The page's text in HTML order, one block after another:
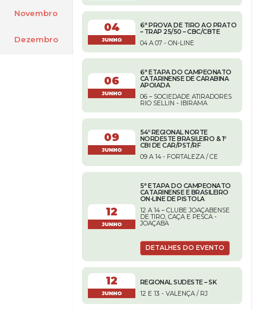
Novembro
Dezembro
04
JUNHO
6ª PROVA DE TIRO AO PRATO
– TRAP 25/50 – CBC/CBTE
04 A 07 - ON-LINE
06
JUNHO
6ª ETAPA DO CAMPEONATO
CATARINENSE DE CARABINA
APOIADA
06 – SOCIEDADE ATIRADORES
RIO SELLIN - IBIRAMA
09
JUNHO
54º REGIONAL NORTE
NORDESTE BRASILEIRO & 1º
CBI DE CAR/PST/RF
09 A 14 - FORTALEZA / CE
12
JUNHO
5ª ETAPA DO CAMPEONATO
CATARINENSE E BRASILEIRO
ON-LINE DE PISTOLA
12 A 14 – CLUBE JOAÇABENSE
DE TIRO, CAÇA E PESCA -
JOAÇABA
DETALHES DO EVENTO
12
JUNHO
REGIONAL SUDESTE – SK
12 E 13 - VALENÇA / RJ